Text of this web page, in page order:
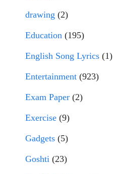
drawing (2)
Education (195)
English Song Lyrics (1)
Entertainment (923)
Exam Paper (2)
Exercise (9)
Gadgets (5)
Goshti (23)